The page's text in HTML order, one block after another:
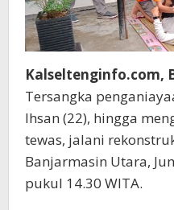
Kalseltenginfo.com,
Tersangka
Ihsan (22), hingga
tewas, jalani
Banjarmasin Utara,
pukul 14.30 WITA.